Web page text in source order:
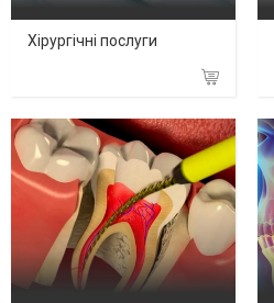
Хірургічні послуги